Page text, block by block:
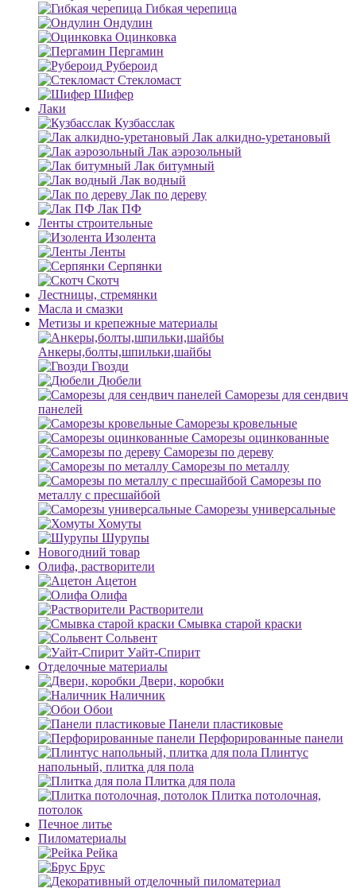
Гибкая черепица
Ондулин
Оцинковка
Пергамин
Рубероид
Стекломаст
Шифер
Лаки
Кузбасслак
Лак алкидно-уретановый
Лак аэрозольный
Лак битумный
Лак водный
Лак по дереву
Лак ПФ
Ленты строительные
Изолента
Ленты
Серпянки
Скотч
Лестницы, стремянки
Масла и смазки
Метизы и крепежные материалы
Анкеры,болты,шпильки,шайбы
Гвозди
Дюбели
Саморезы для сендвич
панелей
Саморезы кровельные
Саморезы оцинкованные
Саморезы по дереву
Саморезы по металлу
Саморезы по
металлу с пресшайбой
Саморезы универсальные
Хомуты
Шурупы
Новогодний товар
Олифа, растворители
Ацетон
Олифа
Растворители
Смывка старой краски
Сольвент
Уайт-Спирит
Отделочные материалы
Двери, коробки
Наличник
Обои
Панели пластиковые
Перфорированные панели
Плинтус
напольный, плитка для пола
Плитка для пола
Плитка потолочная,
потолок
Печное литье
Пиломатериалы
Рейка
Брус